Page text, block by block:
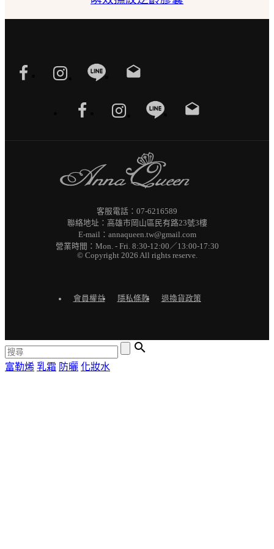
drafts
drafts
客服電話：07-6216589
聯絡地址：高雄市岡山區民有路23號3樓
E-mail：annaqueen.tw@gmail.com
營業時間：Mon. - Fri. 8:30-12:00／13:00-17:30
© Copyright 2026 All rights reserve.
會員權益 隱私條款 退換貨政策

富勒烯 乳霜 防曬 化妝水